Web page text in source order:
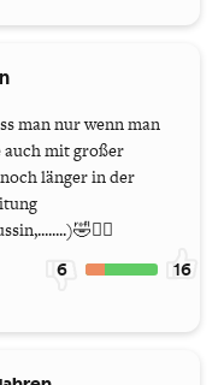
man nur wenn man
auch mit großer
länger in der
6 16